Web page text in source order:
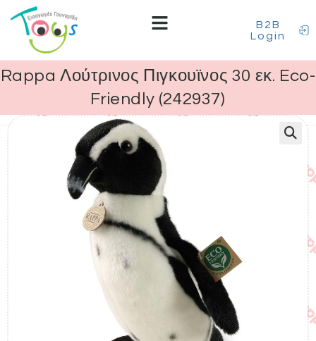
B2B
Login
Rappa Λούτρινος Πιγκουϊνος 30 εκ. Eco-
Friendly (242937)